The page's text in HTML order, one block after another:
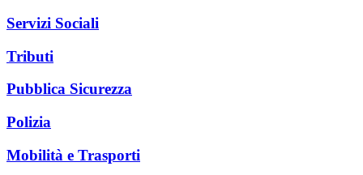
Servizi Sociali
Tributi
Pubblica Sicurezza
Polizia
Mobilità e Trasporti